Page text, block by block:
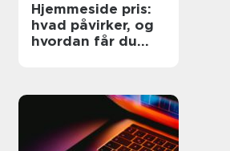
Hjemmeside pris:
hvad påvirker, og
hvordan får du